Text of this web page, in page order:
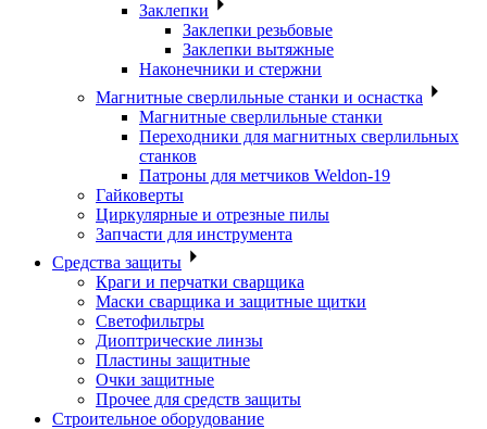
Заклепки
Заклепки резьбовые
Заклепки вытяжные
Наконечники и стержни
Магнитные сверлильные станки и оснастка
Магнитные сверлильные станки
Переходники для магнитных сверлильных
станков
Патроны для метчиков Weldon-19
Гайковерты
Циркулярные и отрезные пилы
Запчасти для инструмента
Средства защиты
Краги и перчатки сварщика
Маски сварщика и защитные щитки
Светофильтры
Диоптрические линзы
Пластины защитные
Очки защитные
Прочее для средств защиты
Строительное оборудование